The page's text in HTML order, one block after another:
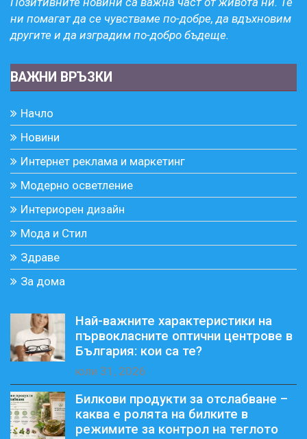
ни помагат да се чувстваме по-добре, да вдъхновим
другите и да изградим по-добро бъдеще.
ВАЖНИ ВРЪЗКИ
Начло
Новини
Интернет реклама и маркетинг
Модерно осветление
Интериорен дизайн
Мода и Стил
Здраве
За дома
Най-важните характеристики на
първокласните оптични центрове в
България: кои са те?
юли 31, 2026
Билкови продукти за отслабване –
каква е ролята на билките в
режимите за контрол на теглото